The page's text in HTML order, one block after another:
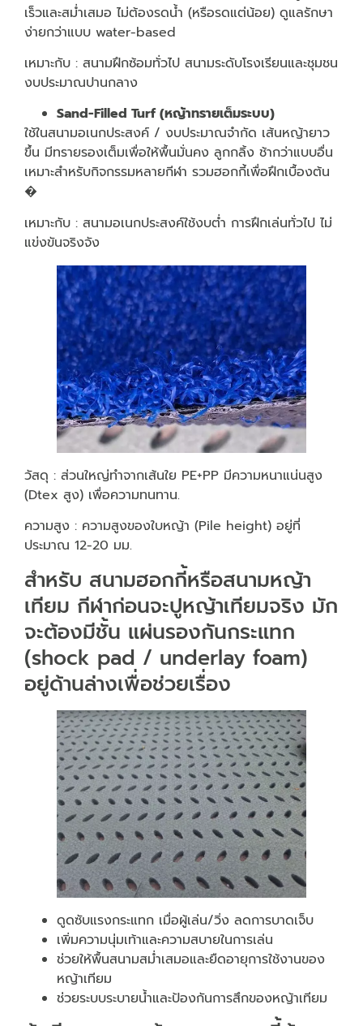
เร็วและสม่ำเสมอ ไม่ต้องรดน้ำ (หรือรดแต่น้อย) ดูแลรักษา
ง่ายกว่าแบบ water-based
เหมาะกับ : สนามฝึกซ้อมทั่วไป สนามระดับโรงเรียนและชุมชน
งบประมาณปานกลาง
Sand-Filled Turf (หญ้าทรายเต็มระบบ)
ใช้ในสนามอเนกประสงค์ / งบประมาณจำกัด เส้นหญ้ายาว
ขึ้น มีทรายรองเต็มเพื่อให้พื้นมั่นคง ลูกกลิ้ง ช้ากว่าแบบอื่น
เหมาะสำหรับกิจกรรมหลายกีฬา รวมฮอกกี้เพื่อฝึกเบื้องต้น
�
เหมาะกับ : สนามอเนกประสงค์ใช้งบต่ำ การฝึกเล่นทั่วไป ไม่
แข่งขันจริงจัง
วัสดุ : ส่วนใหญ่ทำจากเส้นใย PE+PP มีความหนาแน่นสูง
(Dtex สูง) เพื่อความทนทาน.
ความสูง : ความสูงของใบหญ้า (Pile height) อยู่ที่
ประมาณ 12-20 มม.
สำหรับ สนามฮอกกี้หรือสนามหญ้า
เทียม กีฬาก่อนจะปูหญ้าเทียมจริง มัก
จะต้องมีชั้น แผ่นรองกันกระแทก
(shock pad / underlay foam)
อยู่ด้านล่างเพื่อช่วยเรื่อง
ดูดซับแรงกระแทก เมื่อผู้เล่น/วิ่ง ลดการบาดเจ็บ
เพิ่มความนุ่มเท้าและความสบายในการเล่น
ช่วยให้พื้นสนามสม่ำเสมอและยืดอายุการใช้งานของ
หญ้าเทียม
ช่วยระบบระบายน้ำและป้องกันการสึกของหญ้าเทียม